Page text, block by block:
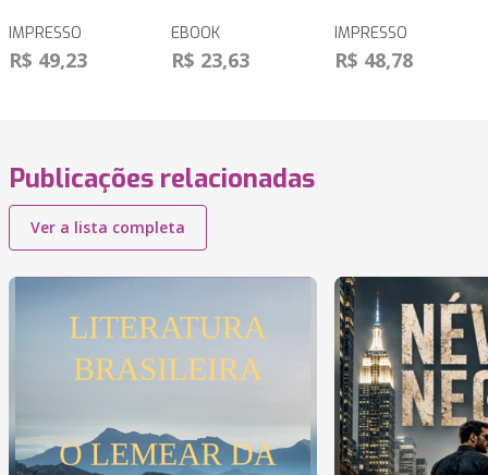
IMPRESSO
R$ 49,23
EBOOK
R$ 23,63
IMPRESSO
R$ 48,78
Publicações relacionadas
Ver a lista completa